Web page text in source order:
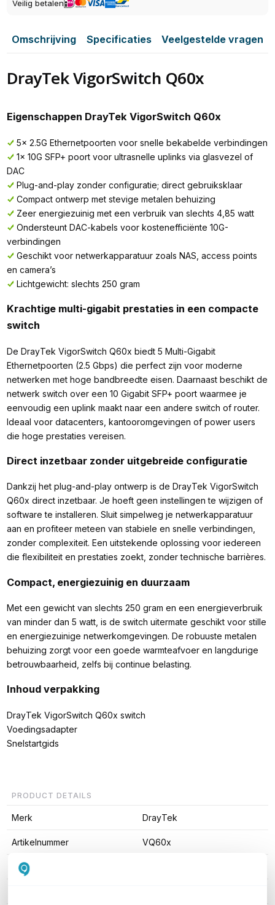
Veilig betalen
Omschrijving Specificaties Veelgestelde vragen
DrayTek VigorSwitch Q60x
Eigenschappen DrayTek VigorSwitch Q60x
5x 2.5G Ethernetpoorten voor snelle bekabelde verbindingen
1x 10G SFP+ poort voor ultrasnelle uplinks via glasvezel of
DAC
Plug-and-play zonder configuratie; direct gebruiksklaar
Compact ontwerp met stevige metalen behuizing
Zeer energiezuinig met een verbruik van slechts 4,85 watt
Ondersteunt DAC-kabels voor kostenefficiënte 10G-
verbindingen
Geschikt voor netwerkapparatuur zoals NAS, access points
en camera’s
Lichtgewicht: slechts 250 gram
Krachtige multi-gigabit prestaties in een compacte
switch
De DrayTek VigorSwitch Q60x biedt 5 Multi-Gigabit
Ethernetpoorten (2.5 Gbps) die perfect zijn voor moderne
netwerken met hoge bandbreedte eisen. Daarnaast beschikt de
netwerk switch over een 10 Gigabit SFP+ poort waarmee je
eenvoudig een uplink maakt naar een andere switch of router.
Ideaal voor datacenters, kantooromgevingen of power users
die hoge prestaties vereisen.
Direct inzetbaar zonder uitgebreide configuratie
Dankzij het plug-and-play ontwerp is de DrayTek VigorSwitch
Q60x direct inzetbaar. Je hoeft geen instellingen te wijzigen of
software te installeren. Sluit simpelweg je netwerkapparatuur
aan en profiteer meteen van stabiele en snelle verbindingen,
zonder complexiteit. Een uitstekende oplossing voor iedereen
die flexibiliteit en prestaties zoekt, zonder technische barrières.
Compact, energiezuinig en duurzaam
Met een gewicht van slechts 250 gram en een energieverbruik
van minder dan 5 watt, is de switch uitermate geschikt voor stille
en energiezuinige netwerkomgevingen. De robuuste metalen
behuizing zorgt voor een goede warmteafvoer en langdurige
betrouwbaarheid, zelfs bij continue belasting.
Inhoud verpakking
DrayTek VigorSwitch Q60x switch
Voedingsadapter
Snelstartgids
PRODUCT DETAILS
Merk DrayTek
Artikelnummer VQ60x
Aantal LAN poorten